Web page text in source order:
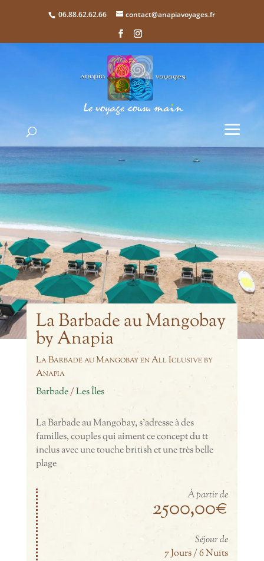
06.88.62.62.66 contact@anapiavoyages.fr
La Barbade au Mangobay
by Anapia
La Barbade au Mangobay en All Iclusive by
Anapia
Barbade/Les Îles
La Barbade au Mangobay, s'adresse à des
familles, couples qui aiment ce concept du tt
inclus avec une touche british et une très belle
plage
À partir de
2500,00€
Séjour de
7 Jours / 6 Nuits